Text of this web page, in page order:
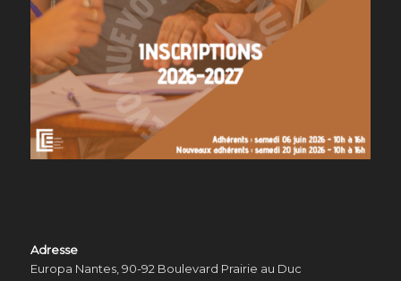
Adresse
Europa Nantes, 90-92 Boulevard Prairie au Duc